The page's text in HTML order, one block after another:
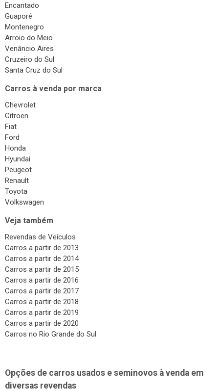
Encantado
Guaporé
Montenegro
Arroio do Meio
Venâncio Aires
Cruzeiro do Sul
Santa Cruz do Sul
Carros à venda por marca
Chevrolet
Citroen
Fiat
Ford
Honda
Hyundai
Peugeot
Renault
Toyota
Volkswagen
Veja também
Revendas de Veículos
Carros a partir de 2013
Carros a partir de 2014
Carros a partir de 2015
Carros a partir de 2016
Carros a partir de 2017
Carros a partir de 2018
Carros a partir de 2019
Carros a partir de 2020
Carros no Rio Grande do Sul
Opções de carros usados e seminovos à venda em
diversas revendas